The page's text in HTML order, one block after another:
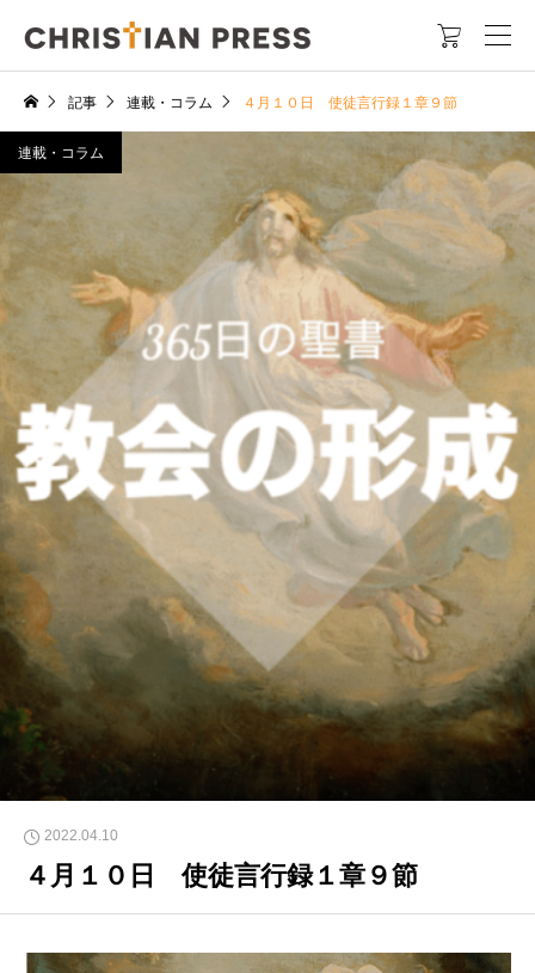

記事 連載・コラム ４月１０日 使徒言行録１章９節
連載・コラム
2022.04.10
４月１０日 使徒言行録１章９節